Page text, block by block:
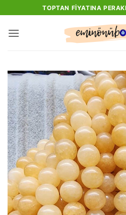
atla
TOPTAN FIYATINA